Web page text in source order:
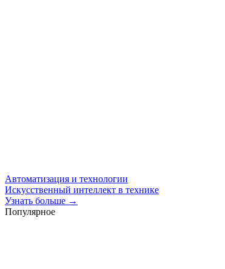
Автоматизация и технологии
Искусственный интеллект в технике
Узнать больше →
Популярное